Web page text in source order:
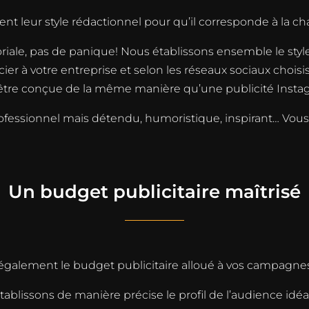
leur style rédactionnel pour qu’il corresponde à la
pas de panique! Nous établissons ensemble le
à votre entreprise et selon les réseaux sociaux
conçue de la même manière qu’une publicité
mais détendu, humoristique, inspirant…
Un budget publicitaire maîtrisé
le budget publicitaire alloué à vos
de manière précise le profil de l’audience